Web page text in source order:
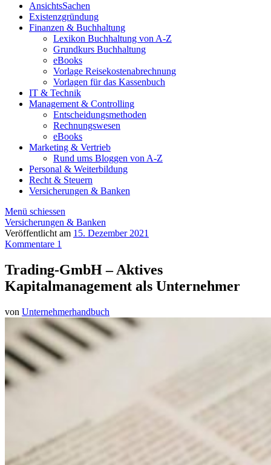
AnsichtsSachen
Existenzgründung
Finanzen & Buchhaltung
Lexikon Buchhaltung von A-Z
Grundkurs Buchhaltung
eBooks
Vorlage Reisekostenabrechnung
Vorlagen für das Kassenbuch
IT & Technik
Management & Controlling
Entscheidungsmethoden
Rechnungswesen
eBooks
Marketing & Vertrieb
Rund ums Bloggen von A-Z
Personal & Weiterbildung
Recht & Steuern
Versicherungen & Banken
Menü schiessen
Versicherungen & Banken
Veröffentlicht am 15. Dezember 2021
Kommentare 1
Trading-GmbH – Aktives
Kapitalmanagement als Unternehmer
von Unternehmerhandbuch